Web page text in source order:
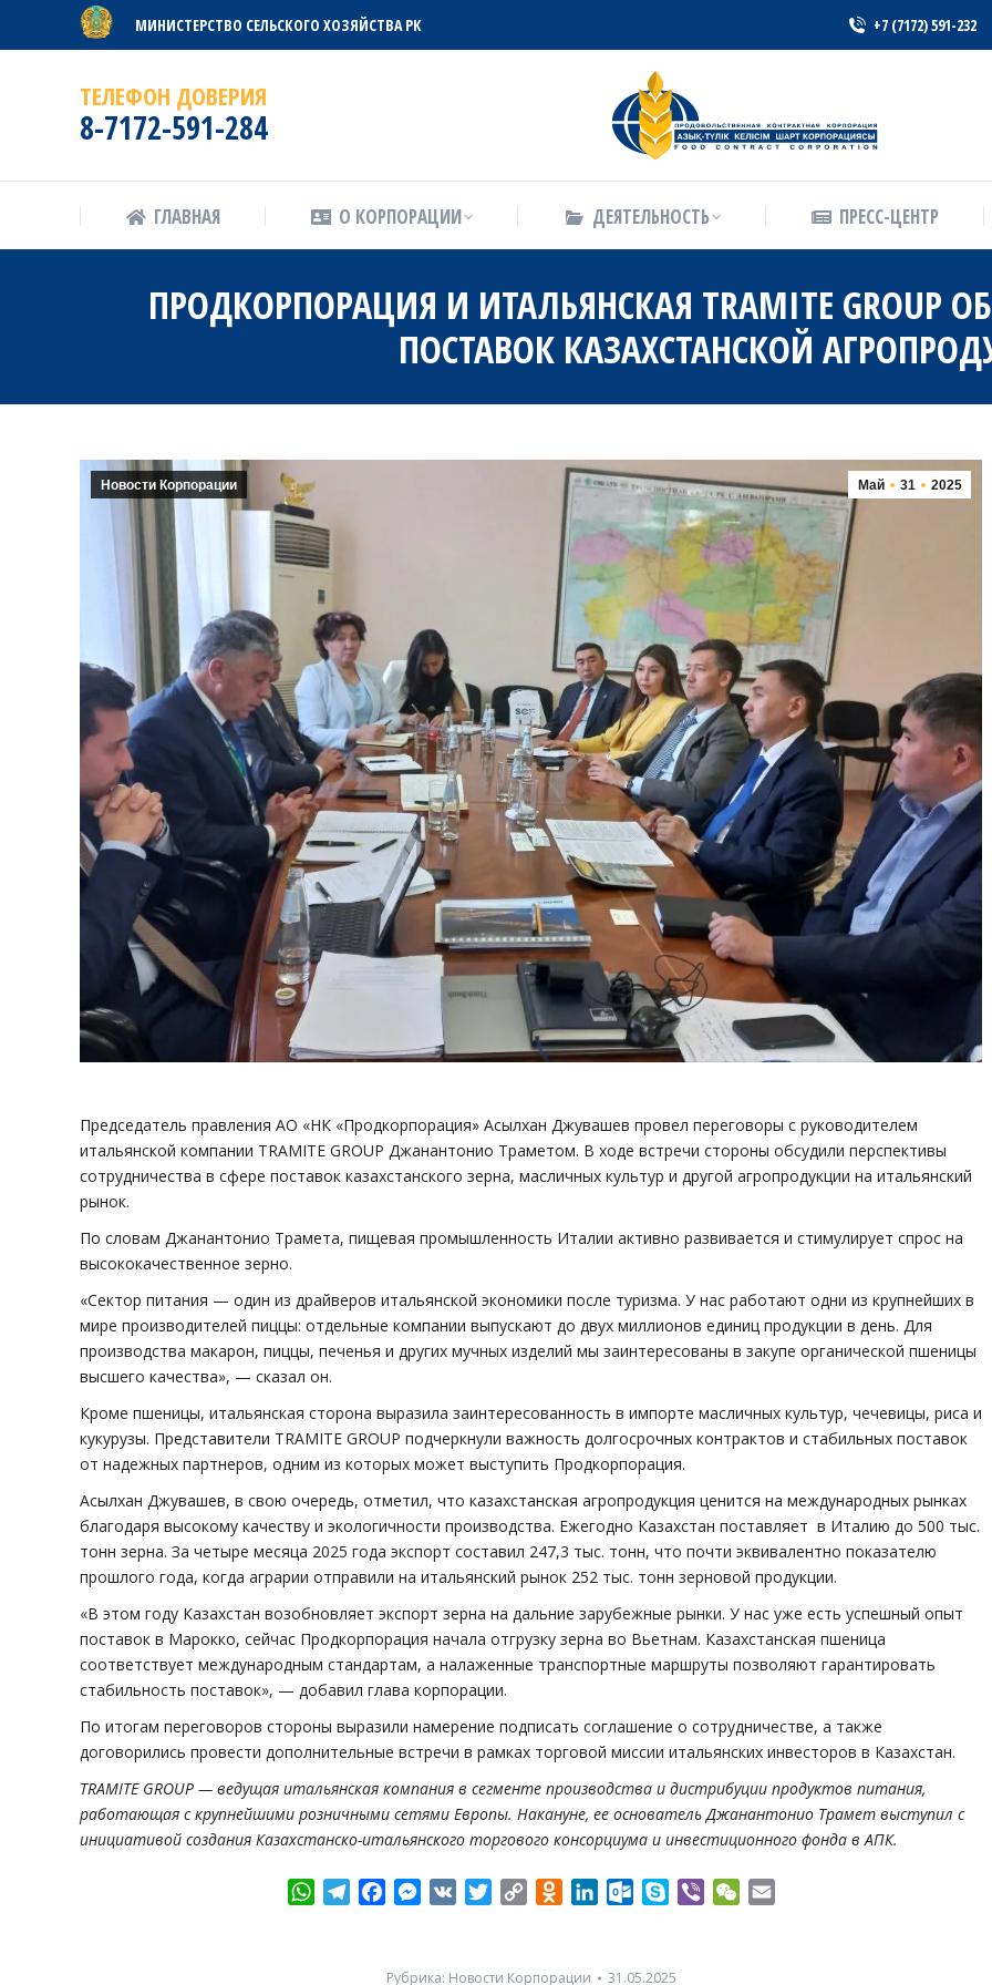
МИНИСТЕРСТВО СЕЛЬСКОГО ХОЗЯЙСТВА РК +7 (7172) 591-232
ТЕЛЕФОН ДОВЕРИЯ
8-7172-591-284
ГЛАВНАЯ О КОРПОРАЦИИ ДЕЯТЕЛЬНОСТЬ ПРЕСС-ЦЕНТР
ПРОДКОРПОРАЦИЯ И ИТАЛЬЯНСКАЯ TRAMITE GROUP
ПОСТАВОК КАЗАХСТАНСКОЙ
Май 31 2025
Новости Корпорации
Председатель правления АО «НК «Продкорпорация» Асылхан Джувашев провел переговоры с руководителем
итальянской компании TRAMITE GROUP Джанантонио Траметом. В ходе встречи стороны обсудили перспективы
сотрудничества в сфере поставок казахстанского зерна, масличных культур и другой агропродукции на итальянский
рынок.
По словам Джанантонио Трамета, пищевая промышленность Италии активно развивается и стимулирует спрос на
высококачественное зерно.
«Сектор питания — один из драйверов итальянской экономики после туризма. У нас работают одни из крупнейших в
мире производителей пиццы: отдельные компании выпускают до двух миллионов единиц продукции в день. Для
производства макарон, пиццы, печенья и других мучных изделий мы заинтересованы в закупе органической пшеницы
высшего качества», — сказал он.
Кроме пшеницы, итальянская сторона выразила заинтересованность в импорте масличных культур, чечевицы, риса и
кукурузы. Представители TRAMITE GROUP подчеркнули важность долгосрочных контрактов и стабильных поставок
от надежных партнеров, одним из которых может выступить Продкорпорация.
Асылхан Джувашев, в свою очередь, отметил, что казахстанская агропродукция ценится на международных рынках
благодаря высокому качеству и экологичности производства. Ежегодно Казахстан поставляет в Италию до 500 тыс.
тонн зерна. За четыре месяца 2025 года экспорт составил 247,3 тыс. тонн, что почти эквивалентно показателю
прошлого года, когда аграрии отправили на итальянский рынок 252 тыс. тонн зерновой продукции.
«В этом году Казахстан возобновляет экспорт зерна на дальние зарубежные рынки. У нас уже есть успешный опыт
поставок в Марокко, сейчас Продкорпорация начала отгрузку зерна во Вьетнам. Казахстанская пшеница
соответствует международным стандартам, а налаженные транспортные маршруты позволяют гарантировать
стабильность поставок», — добавил глава корпорации.
По итогам переговоров стороны выразили намерение подписать соглашение о сотрудничестве, а также
договорились провести дополнительные встречи в рамках торговой миссии итальянских инвесторов в Казахстан.
TRAMITE GROUP — ведущая итальянская компания в сегменте производства и дистрибуции продуктов питания,
работающая с крупнейшими розничными сетями Европы. Накануне, ее основатель Джанантонио Трамет выступил с
инициативой создания Казахстанско-итальянского торгового консорциума и инвестиционного фонда в АПК.
WhatsApp
TelegramFacebookMessenger
VK Twitter
Copy
Odnoklassniki
LinkedInOutlook.com
SkypeViber WeChat
Рубрика: Новости Корпорации 31.05.2025
ГЛАВНАЯ О КОРПОРАЦИИ ПРЕСС-ЦЕНТР